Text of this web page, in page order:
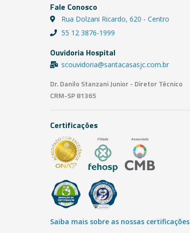
Fale Conosco
Rua Dolzani Ricardo, 620 - Centro
55 12 3876-1999
Ouvidoria Hospital
scouvidoria@santacasasjc.com.br
Dr. Danilo Stanzani Junior - Diretor Técnico
CRM-SP 81365
Certificações
Saiba mais sobre as nossas certificações